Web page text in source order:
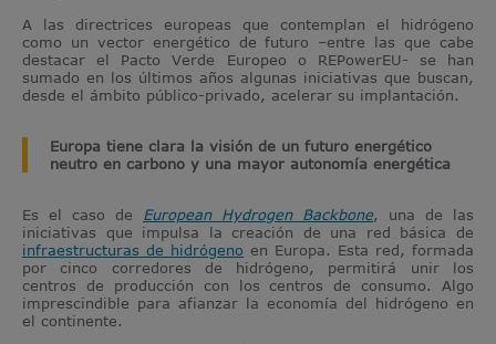
A las directrices europeas que contemplan el hidrógeno
como un vector energético de futuro –entre las que cabe
destacar el Pacto Verde Europeo o REPowerEU- se han
sumado en los últimos años algunas iniciativas que buscan,
desde el ámbito público-privado, acelerar su implantación.
Europa tiene clara la visión de un futuro energético
neutro en carbono y una mayor autonomía energética
Es el caso de European Hydrogen Backbone, una de las
iniciativas que impulsa la creación de una red básica de
infraestructuras de hidrógeno en Europa. Esta red, formada
por cinco corredores de hidrógeno, permitirá unir los
centros de producción con los centros de consumo. Algo
imprescindible para afianzar la economía del hidrógeno en
el continente.